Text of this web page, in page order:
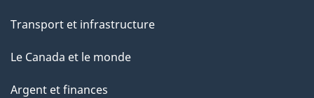
Transport et infrastructure
Le Canada et le monde
Argent et finances